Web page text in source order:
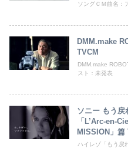
ソングＣＭ曲名：
DMM.make
TVCM
DMM.make
スト：未発表
ソニー もう戻れない。ハイレゾ級ワイヤレス。
「L’Arc-en-
MISSION」篇
ハイレゾ「もう戻